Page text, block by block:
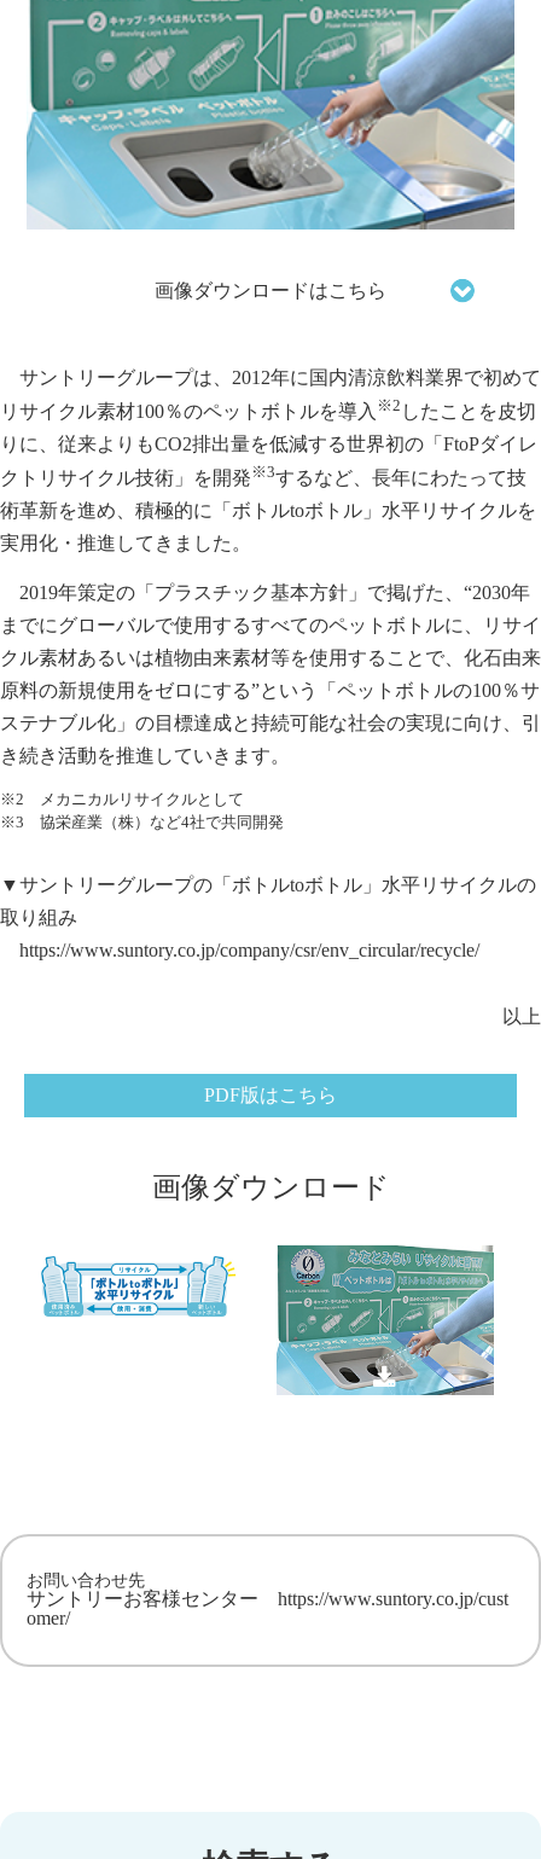
画像ダウンロードはこちら
サントリーグループは、2012年に国内清涼飲料業界で初めて
リサイクル素材100％のペットボトルを導入 ※2 したことを皮切
りに、従来よりもCO2排出量を低減する世界初の「FtoPダイレ
クトリサイクル技術」を開発 ※3するなど、長年にわたって技
術革新を進め、積極的に「ボトルtoボトル」水平リサイクルを
実用化・推進してきました。
2019年策定の「プラスチック基本方針」で掲げた、“2030年
までにグローバルで使用するすべてのペットボトルに、リサイ
クル素材あるいは植物由来素材等を使用することで、化石由来
原料の新規使用をゼロにする”という「ペットボトルの100％サ
ステナブル化」の目標達成と持続可能な社会の実現に向け、引
き続き活動を推進していきます。
※2 メカニカルリサイクルとして
※3 協栄産業（株）など4社で共同開発
▼サントリーグループの「ボトルtoボトル」水平リサイクルの
取り組み
https://www.suntory.co.jp/company/csr/env_circular/recycle/
以上
PDF版はこちら
画像ダウンロード
お問い合わせ先
サントリーお客様センター https://www.suntory.co.jp/cust
omer/